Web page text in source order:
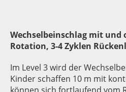
Wechselbeinschlag mit und
Rotation, 3-4 Zyklen
Im Level 3 wird der
Kinder schaffen 10 m mit